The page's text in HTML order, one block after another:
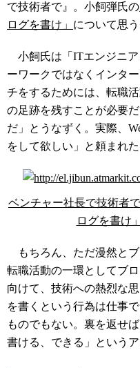
で技術者で』。小飼弾氏の
ログを書け」 について思う
小飼氏は「ITエンジニア
ーワークではなくインタ
チをするためには、転職
の足跡を残すことが必要
だ」とうなずく。実際、
をして欲しい」と頼まれ
ベンチャー社長で技術者
ログを書け
もちろん、ただ漫然とブ
転職活動の一環としてブ
向けて、技術への熱烈な
を書くという行為は仕事
ものでもない。裏を返せ
書ける、できる」という